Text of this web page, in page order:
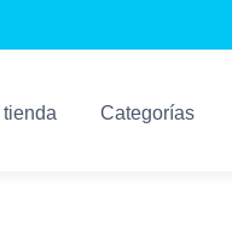
tienda Categorías